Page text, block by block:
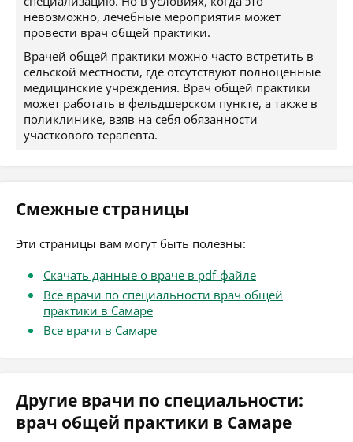
невозможно, лечебные мероприятия может
провести врач общей практики.
Врачей общей практики можно часто встретить в
сельской местности, где отсутствуют полноценные
медицинские учреждения. Врач общей практики
может работать в фельдшерском пункте, а также в
поликлинике, взяв на себя обязанности
участкового терапевта.
Смежные страницы
Эти страницы вам могут быть полезны:
Скачать данные о враче в pdf-файле
Все врачи по специальности врач общей
практики в Самаре
Все врачи в Самаре
Другие врачи по специальности:
врач общей практики в Самаре